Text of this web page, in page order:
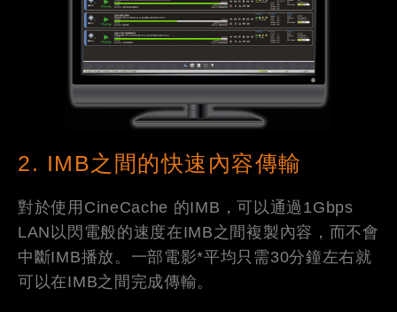
2. IMB之間的快速內容傳輸
對於使用CineCache 的IMB，可以通過1Gbps
LAN以閃電般的速度在IMB之間複製內容，而不會
中斷IMB播放。一部電影*平均只需30分鐘左右就
可以在IMB之間完成傳輸。